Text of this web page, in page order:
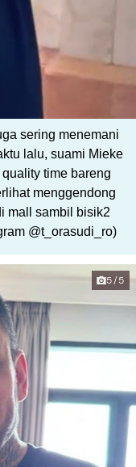
sering menemani
lalu, suami Mieke
time bareng
menggendong
mall sambil bisik2
@t_orasudi_ro)
5/5